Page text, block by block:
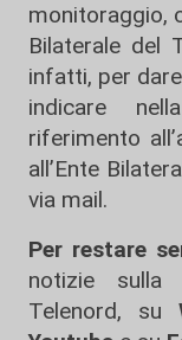
monitoraggio,
Bilaterale del
infatti, per
indicare
riferimento
all’Ente
via mail.
Per restare
notizie sulla
Telenord, su